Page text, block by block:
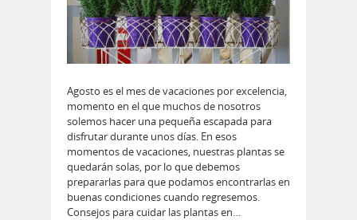
Agosto es el mes de vacaciones por excelencia,
momento en el que muchos de nosotros
solemos hacer una pequeña escapada para
disfrutar durante unos días. En esos
momentos de vacaciones, nuestras plantas se
quedarán solas, por lo que debemos
prepararlas para que podamos encontrarlas en
buenas condiciones cuando regresemos.
Consejos para cuidar las plantas en…